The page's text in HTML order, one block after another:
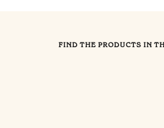
FIND THE PRODUCTS IN